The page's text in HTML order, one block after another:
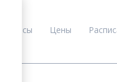
Курсы Цены